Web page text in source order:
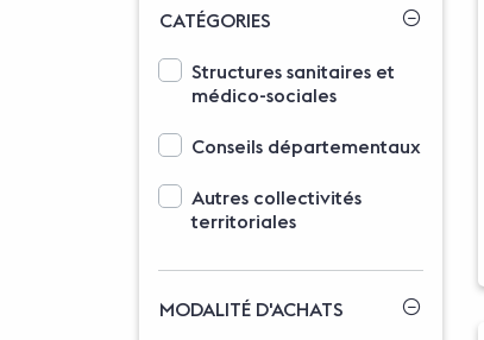
CATÉGORIES
Options d'affichage des domaines
Structures sanitaires et
médico-sociales
Conseils départementaux
Autres collectivités
territoriales
MODALITÉ D'ACHATS